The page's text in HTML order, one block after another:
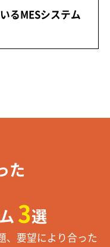
るMESシステム
た
3選
、要望により合った